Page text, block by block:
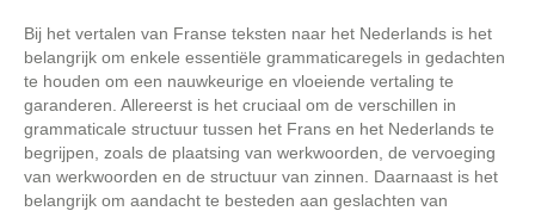
Bij het vertalen van Franse teksten naar het Nederlands is het
belangrijk om enkele essentiële grammaticaregels in gedachten
te houden om een nauwkeurige en vloeiende vertaling te
garanderen. Allereerst is het cruciaal om de verschillen in
grammaticale structuur tussen het Frans en het Nederlands te
begrijpen, zoals de plaatsing van werkwoorden, de vervoeging
van werkwoorden en de structuur van zinnen. Daarnaast is het
belangrijk om aandacht te besteden aan geslachten van